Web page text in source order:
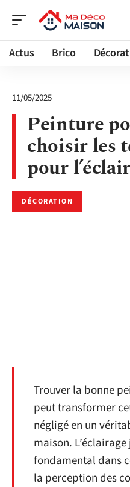
Actus Brico
11/05/2025
Peinture
choisir les
pour
DÉCORATION
Trouver la bonne
peut transformer
négligé en un
maison.
fondamental dans
la perception des